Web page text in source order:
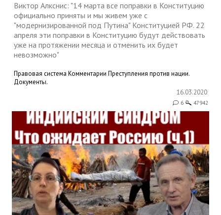
Виктор Алкснис: "14 марта все поправки в Конституцию
официально приняты и мы живем уже с
"модернизированной под Путина" Конституцией РФ. 22
апреля эти поправки в Конституцию будут действовать
уже на протяжении месяца и отменить их будет
невозможно"
Правовая система Комментарии Преступления против нации.
Документы.
16.03.2020
6 47942